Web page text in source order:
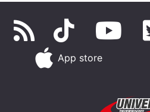
App store